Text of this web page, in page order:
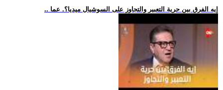
.. إيه الفرق بين حرية التعبير والتجاوز على السوشيال ميديا؟. عما